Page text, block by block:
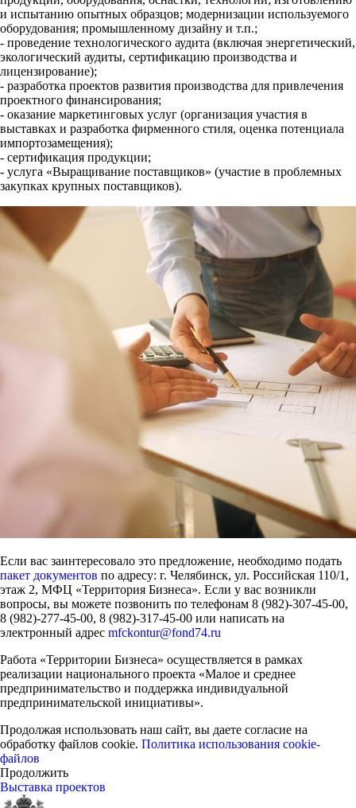
и испытанию опытных образцов; модернизации используемого
оборудования; промышленному дизайну и т.п.;
- проведение технологического аудита (включая энергетический,
экологический аудиты, сертификацию производства и
лицензирование);
- разработка проектов развития производства для привлечения
проектного финансирования;
- оказание маркетинговых услуг (организация участия в
выставках и разработка фирменного стиля, оценка потенциала
импортозамещения);
- сертификация продукции;
- услуга «Выращивание поставщиков» (участие в проблемных
закупках крупных поставщиков).
Если вас заинтересовало это предложение, необходимо подать
пакет документов по адресу: г. Челябинск, ул. Российская 110/1,
этаж 2, МФЦ «Территория Бизнеса». Если у вас возникли
вопросы, вы можете позвонить по телефонам 8 (982)-307-45-00,
8 (982)-277-45-00, 8 (982)-317-45-00 или написать на
электронный адрес mfckontur@fond74.ru
Работа «Территории Бизнеса» осуществляется в рамках
реализации национального проекта «Малое и среднее
предпринимательство и поддержка индивидуальной
предпринимательской инициативы».
Продолжая использовать наш сайт, вы даете согласие на
обработку файлов cookie. Политика использования cookie-
файлов
Продолжить
Выставка проектов